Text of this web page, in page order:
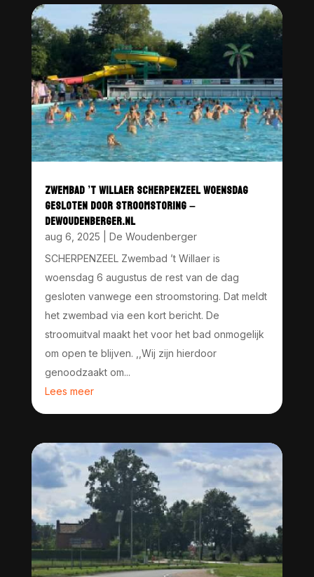
ZWEMBAD ’T WILLAER SCHERPENZEEL WOENSDAG
GESLOTEN DOOR STROOMSTORING –
DEWOUDENBERGER.NL
aug 6, 2025
De Woudenberger
SCHERPENZEEL Zwembad ’t Willaer is
woensdag 6 augustus de rest van de dag
gesloten vanwege een stroomstoring. Dat meldt
het zwembad via een kort bericht. De
stroomuitval maakt het voor het bad onmogelijk
om open te blijven. ,,Wij zijn hierdoor
genoodzaakt om...
Lees meer